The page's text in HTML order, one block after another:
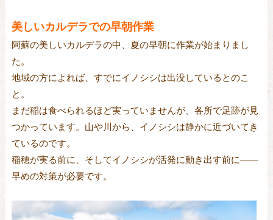
美しいカルデラでの早朝作業
阿蘇の美しいカルデラの中、夏の早朝に作業が始まりまし
た。
地域の方によれば、すでにイノシシは出没しているとのこ
と。
まだ稲は食べられるほど実っていませんが、各所で足跡が見
つかっています。山や川から、イノシシは静かに近づいてき
ているのです。
稲穂が実る前に、そしてイノシシが活発に動き出す前に——
早めの対策が必要です。